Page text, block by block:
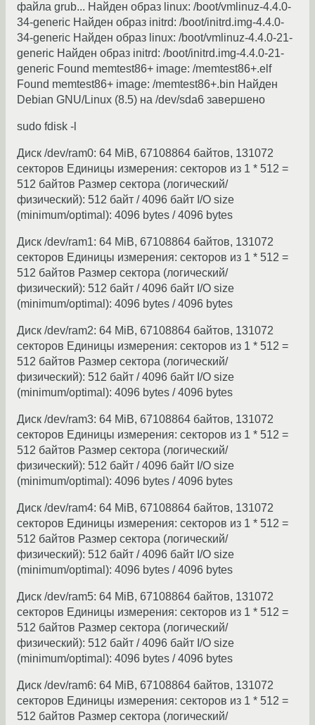
файла grub... Найден образ linux: /boot/vmlinuz-4.4.0-
34-generic Найден образ initrd: /boot/initrd.img-4.4.0-
34-generic Найден образ linux: /boot/vmlinuz-4.4.0-21-
generic Найден образ initrd: /boot/initrd.img-4.4.0-21-
generic Found memtest86+ image: /memtest86+.elf
Found memtest86+ image: /memtest86+.bin Найден
Debian GNU/Linux (8.5) на /dev/sda6 завершено
sudo fdisk -l
Диск /dev/ram0: 64 MiB, 67108864 байтов, 131072
секторов Единицы измерения: секторов из 1 * 512 =
512 байтов Размер сектора (логический/
физический): 512 байт / 4096 байт I/O size
(minimum/optimal): 4096 bytes / 4096 bytes
Диск /dev/ram1: 64 MiB, 67108864 байтов, 131072
секторов Единицы измерения: секторов из 1 * 512 =
512 байтов Размер сектора (логический/
физический): 512 байт / 4096 байт I/O size
(minimum/optimal): 4096 bytes / 4096 bytes
Диск /dev/ram2: 64 MiB, 67108864 байтов, 131072
секторов Единицы измерения: секторов из 1 * 512 =
512 байтов Размер сектора (логический/
физический): 512 байт / 4096 байт I/O size
(minimum/optimal): 4096 bytes / 4096 bytes
Диск /dev/ram3: 64 MiB, 67108864 байтов, 131072
секторов Единицы измерения: секторов из 1 * 512 =
512 байтов Размер сектора (логический/
физический): 512 байт / 4096 байт I/O size
(minimum/optimal): 4096 bytes / 4096 bytes
Диск /dev/ram4: 64 MiB, 67108864 байтов, 131072
секторов Единицы измерения: секторов из 1 * 512 =
512 байтов Размер сектора (логический/
физический): 512 байт / 4096 байт I/O size
(minimum/optimal): 4096 bytes / 4096 bytes
Диск /dev/ram5: 64 MiB, 67108864 байтов, 131072
секторов Единицы измерения: секторов из 1 * 512 =
512 байтов Размер сектора (логический/
физический): 512 байт / 4096 байт I/O size
(minimum/optimal): 4096 bytes / 4096 bytes
Диск /dev/ram6: 64 MiB, 67108864 байтов, 131072
секторов Единицы измерения: секторов из 1 * 512 =
512 байтов Размер сектора (логический/